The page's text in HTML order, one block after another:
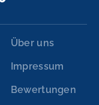
Über uns
Impressum
Bewertungen